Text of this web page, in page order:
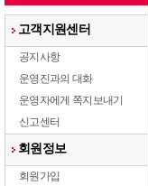
고객지원센터
공지사항
운영진과의 대화
운영자에게 쪽지보내기
신고센터
회원정보
회원가입